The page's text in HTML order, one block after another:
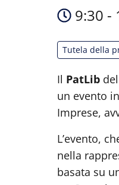
9:30 -
Tutela della
Il PatLib
un evento
Imprese,
L’evento,
nella
basata su